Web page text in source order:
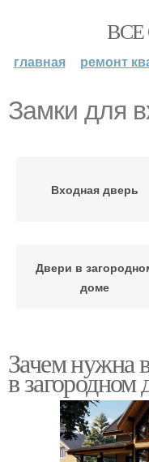
главная ремонт
Замки для
Входная дверь
Двери в
доме
двери
Зачем нужна
в загородном